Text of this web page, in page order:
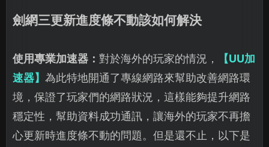
劍網三更新進度條不動該如何解決
使用專業加速器： 對於海外的玩家的情況，
【UU加
速器】 為此特地開通了專線網路來幫助改善網路環
境，保證了玩家們的網路狀況，這樣能夠提升網路
穩定性，幫助資料成功通訊，讓海外的玩家不再擔
心更新時進度條不動的問題。但是還不止，以下是